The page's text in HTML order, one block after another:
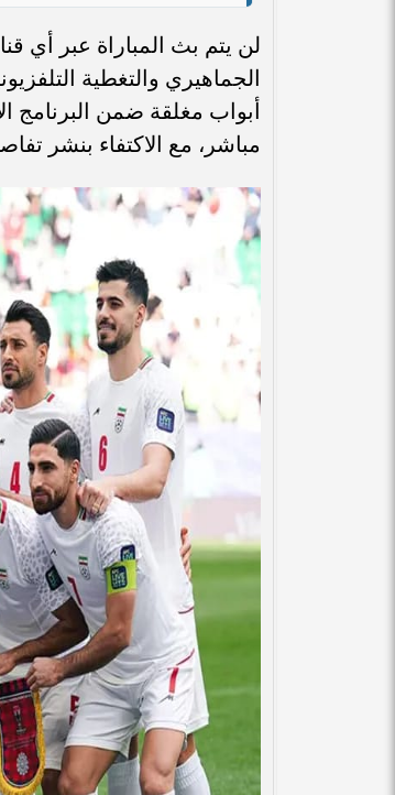
لن يتم بث المباراة عبر أي
الجماهيري والتغطية
أبواب مغلقة ضمن البرنامج
مباشر، مع الاكتفاء بنشر